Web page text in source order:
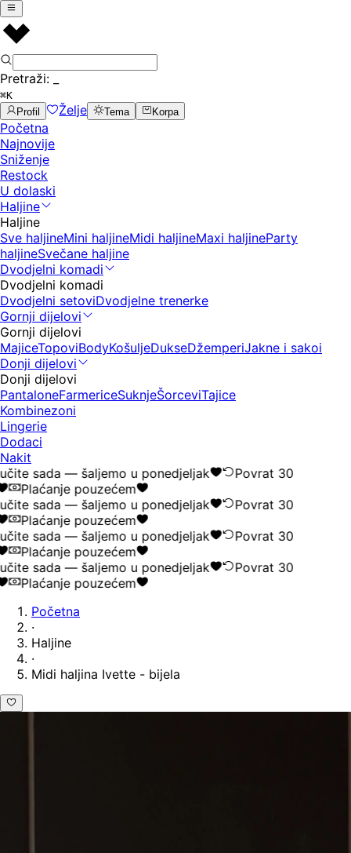
Pretraži:
⌘K
Profil
Želje Tema Korpa
Početna
Najnovije
Sniženje
Restock
U dolaski
Haljine
Haljine
Sve haljineMini haljineMidi haljineMaxi haljineParty
haljineSvečane haljine
Dvodjelni komadi
Dvodjelni komadi
Dvodjelni setoviDvodjelne trenerke
Gornji dijelovi
Gornji dijelovi
MajiceTopoviBodyKošuljeDukseDžemperiJakne i sakoi
Donji dijelovi
Donji dijelovi
PantaloneFarmericeSuknjeŠorceviTajice
Kombinezoni
Lingerie
Dodaci
Nakit
sada — šaljemo u ponedjeljak
Povrat 30
Plaćanje pouzećem
sada — šaljemo u ponedjeljak
Povrat 30
Plaćanje pouzećem
sada — šaljemo u ponedjeljak
Povrat 30
Plaćanje pouzećem
sada — šaljemo u ponedjeljak
Povrat 30
Plaćanje pouzećem
Početna
·
Haljine
·
Midi haljina Ivette - bijela